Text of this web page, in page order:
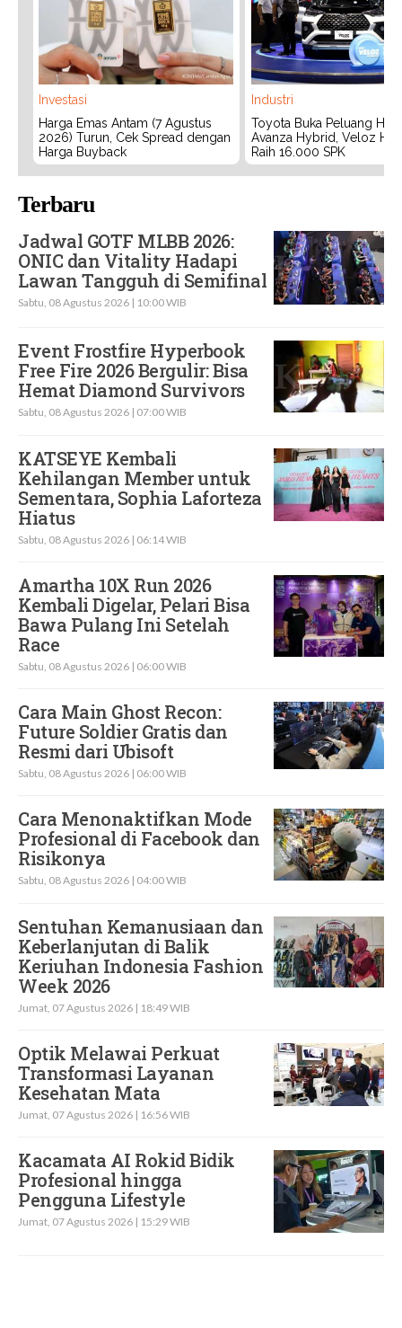
Investasi
Harga Emas Antam (7 Agustus
2026) Turun, Cek Spread dengan
Harga Buyback
Industri
Toyota Buka Peluang
Avanza Hybrid, Veloz
Raih 16.000 SPK
Terbaru
Jadwal GOTF MLBB 2026:
ONIC dan Vitality Hadapi
Lawan Tangguh di Semifinal
Sabtu, 08 Agustus 2026 | 10:00 WIB
Event Frostfire Hyperbook
Free Fire 2026 Bergulir: Bisa
Hemat Diamond Survivors
Sabtu, 08 Agustus 2026 | 07:00 WIB
KATSEYE Kembali
Kehilangan Member untuk
Sementara, Sophia Laforteza
Hiatus
Sabtu, 08 Agustus 2026 | 06:14 WIB
Amartha 10X Run 2026
Kembali Digelar, Pelari Bisa
Bawa Pulang Ini Setelah
Race
Sabtu, 08 Agustus 2026 | 06:00 WIB
Cara Main Ghost Recon:
Future Soldier Gratis dan
Resmi dari Ubisoft
Sabtu, 08 Agustus 2026 | 06:00 WIB
Cara Menonaktifkan Mode
Profesional di Facebook dan
Risikonya
Sabtu, 08 Agustus 2026 | 04:00 WIB
Sentuhan Kemanusiaan dan
Keberlanjutan di Balik
Keriuhan Indonesia Fashion
Week 2026
Jumat, 07 Agustus 2026 | 18:49 WIB
Optik Melawai Perkuat
Transformasi Layanan
Kesehatan Mata
Jumat, 07 Agustus 2026 | 16:56 WIB
Kacamata AI Rokid Bidik
Profesional hingga
Pengguna Lifestyle
Jumat, 07 Agustus 2026 | 15:29 WIB